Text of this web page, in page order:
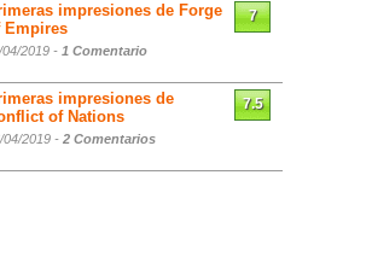
impresiones de Forge
Empires
04/2019 - 1 Comentario
7
impresiones de
of Nations
04/2019 - 2 Comentarios
7.5